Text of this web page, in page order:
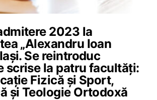
2023 la
„Alexandru Ioan
Se reintroduc
scrise la patru facultăți:
Fizică și Sport,
și Teologie Ortodoxă